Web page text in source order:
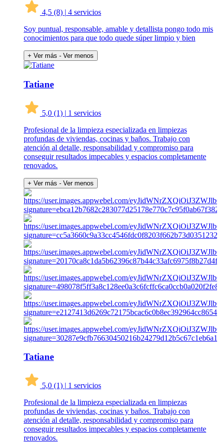
4,5 (8) | 4 servicios
Soy puntual, responsable, amable y detallista pongo todo mis
conocimientos para que todo quede súper limpio y bien
+ Ver más - Ver menos
Tatiane
5,0 (1) | 1 servicios
Profesional de la limpieza especializada en limpiezas
profundas de viviendas, cocinas y baños. Trabajo con
atención al detalle, responsabilidad y compromiso para
conseguir resultados impecables y espacios completamente
renovados.
+ Ver más - Ver menos
Tatiane
5,0 (1) | 1 servicios
Profesional de la limpieza especializada en limpiezas
profundas de viviendas, cocinas y baños. Trabajo con
atención al detalle, responsabilidad y compromiso para
conseguir resultados impecables y espacios completamente
renovados.